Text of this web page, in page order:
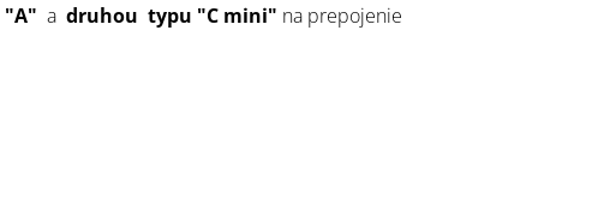
"A" a druhou typu "C mini" na prepojenie